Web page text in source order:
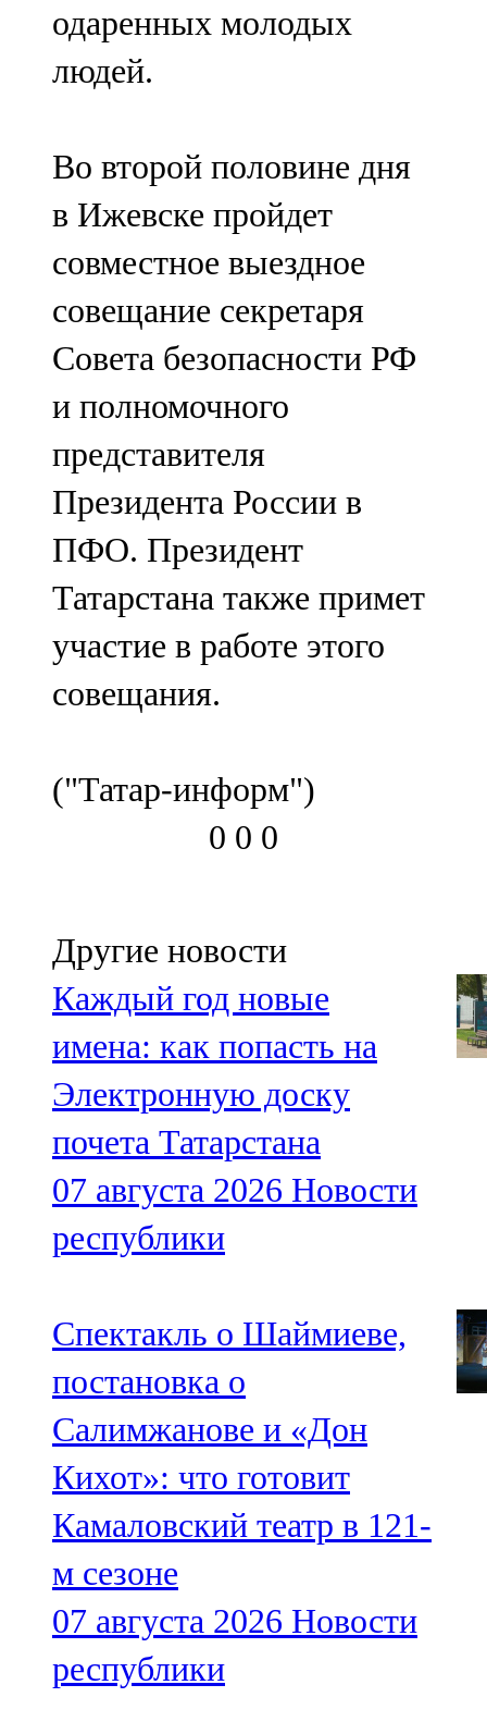
одаренных молодых
людей.
Во второй половине дня
в Ижевске пройдет
совместное выездное
совещание секретаря
Совета безопасности РФ
и полномочного
представителя
Президента России в
ПФО. Президент
Татарстана также примет
участие в работе этого
совещания.
("Татар-информ")
0 0 0
Другие новости
Каждый год новые
имена: как попасть на
Электронную доску
почета Татарстана
07 августа 2026 Новости
республики
Спектакль о Шаймиеве,
постановка о
Салимжанове и «Дон
Кихот»: что готовит
Камаловский театр в 121-
м сезоне
07 августа 2026 Новости
республики